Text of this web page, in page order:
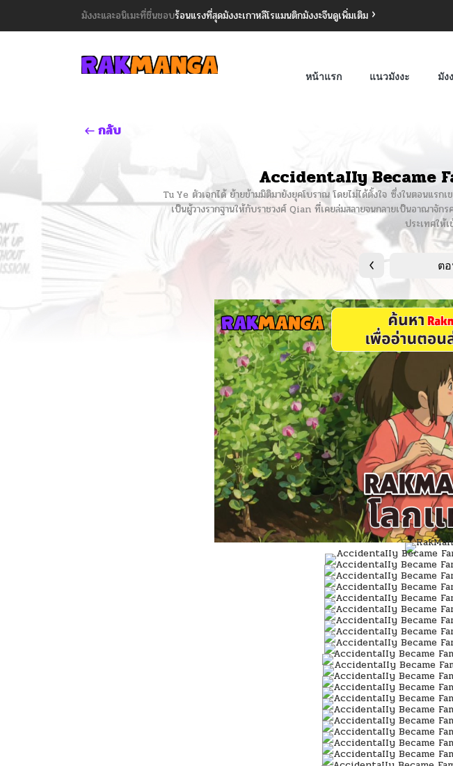
มังงะและอนิเมะที่ชื่นชอบร้อนแรงที่สุดมังงะเกาหลีโรแมนติกมังงะจีนดูเพิ่มเติม
หน้าแรก แนวมังงะ มัง
กลับ
AccidentaIIy Became
Tu Ye ตัวเอกได้ ย้ายข้ามมิติมายังยุคโบราณ โดยไม่ได้ตั้งใจ ซึ่งในตอนแร
เป็นผู้วางรากฐานให้กับราชวงศ์ Qian ที่เคยล่มสลายจนกลายเป็นอาณาจัก
ประเทศให้
ต